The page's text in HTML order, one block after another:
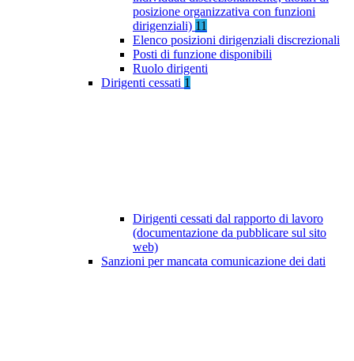
posizione organizzativa con funzioni
dirigenziali) 11
Elenco posizioni dirigenziali discrezionali
Posti di funzione disponibili
Ruolo dirigenti
Dirigenti cessati 1
Dirigenti cessati dal rapporto di lavoro
(documentazione da pubblicare sul sito
web)
Sanzioni per mancata comunicazione dei dati